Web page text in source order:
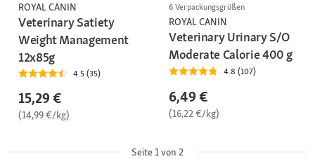
ROYAL CANIN
Veterinary Satiety
Weight Management
12x85g
4.5 (35)
15,29 €
(14,99 €/kg)
6 Verpackungsgrößen
ROYAL CANIN
Veterinary Urinary S/O
Moderate Calorie 400 g
4.8 (107)
6,49 €
(16,22 €/kg)
Seite 1 von 2